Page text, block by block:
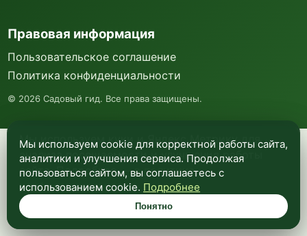
Мы используем куки и Яндекс Метрику для
анализа посещаемости и улучшения работы
сайта. Подробнее —в политике
конфиденциальности.
Понятно
Правовая информация
Пользовательское соглашение
Политика конфиденциальности
© 2026 Садовый гид. Все права защищены.
Мы используем cookie для корректной работы сайта,
аналитики и улучшения сервиса. Продолжая
пользоваться сайтом, вы соглашаетесь с
использованием cookie. Подробнее
Понятно